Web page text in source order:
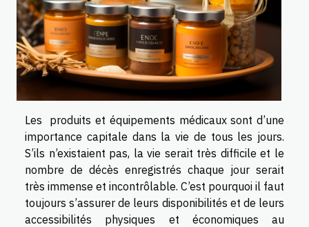
Les produits et équipements médicaux sont d’une
importance capitale dans la vie de tous les jours.
S’ils n’existaient pas, la vie serait très difficile et le
nombre de décès enregistrés chaque jour serait
très immense et incontrôlable. C’est pourquoi il faut
toujours s’assurer de leurs disponibilités et de leurs
accessibilités physiques et économiques au